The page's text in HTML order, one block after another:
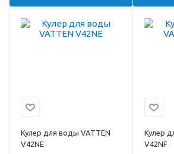
Кулер для воды VATTEN
V42NE
Кулер
V42NF